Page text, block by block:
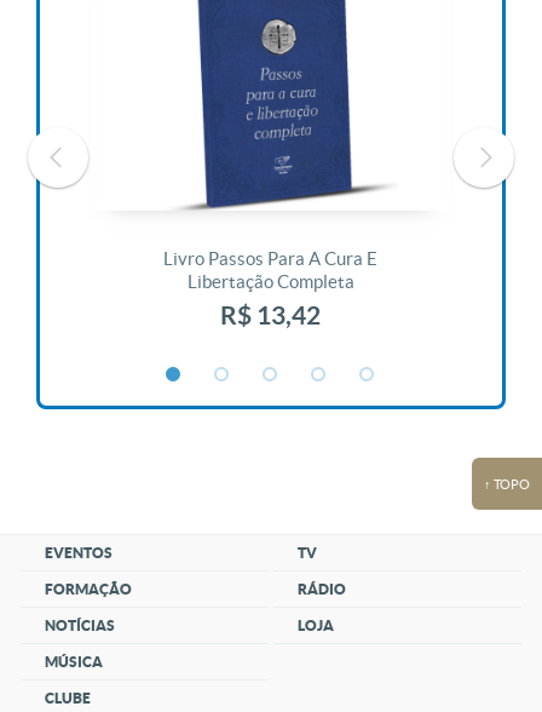
Livro Passos Para A Cura E
Libertação Completa
R$ 13,42
↑ TOPO
EVENTOS
FORMAÇÃO
NOTÍCIAS
MÚSICA
CLUBE
TV
RÁDIO
LOJA